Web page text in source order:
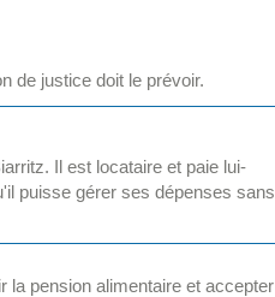
de justice doit le prévoir.
Il est locataire et paie lui-
puisse gérer ses dépenses sans
la pension alimentaire et accepter